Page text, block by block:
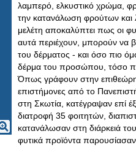
λαμπερό, ελκυστικό χρώμα,
την κατανάλωση φρούτων και
μελέτη αποκαλύπτει πως οι
αυτά περιέχουν, μπορούν να
του δέρματος - και όσο πιο
δέρμα του προσώπου, τόσο πιο
Όπως γράφουν στην
επιστήμονες από το
στη Σκωτία, κατέγραψαν επί
διατροφή 35 φοιτητών,
κατανάλωσαν στη διάρκειά
φυτικά προϊόντα